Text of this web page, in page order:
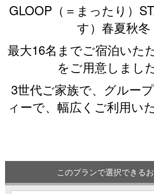
GLOOP（＝まったり）
す）春夏秋冬
最大16名までご宿泊いた
をご用意しました
3世代ご家族で、グルー
ィーで、幅広くご利用い
このプランで選択できる